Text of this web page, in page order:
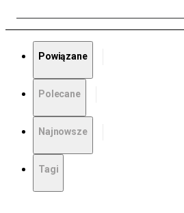
Powiązane
Polecane
Najnowsze
Tagi